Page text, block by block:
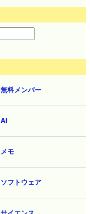
無料メンバー
AI
メモ
ソフトウェア